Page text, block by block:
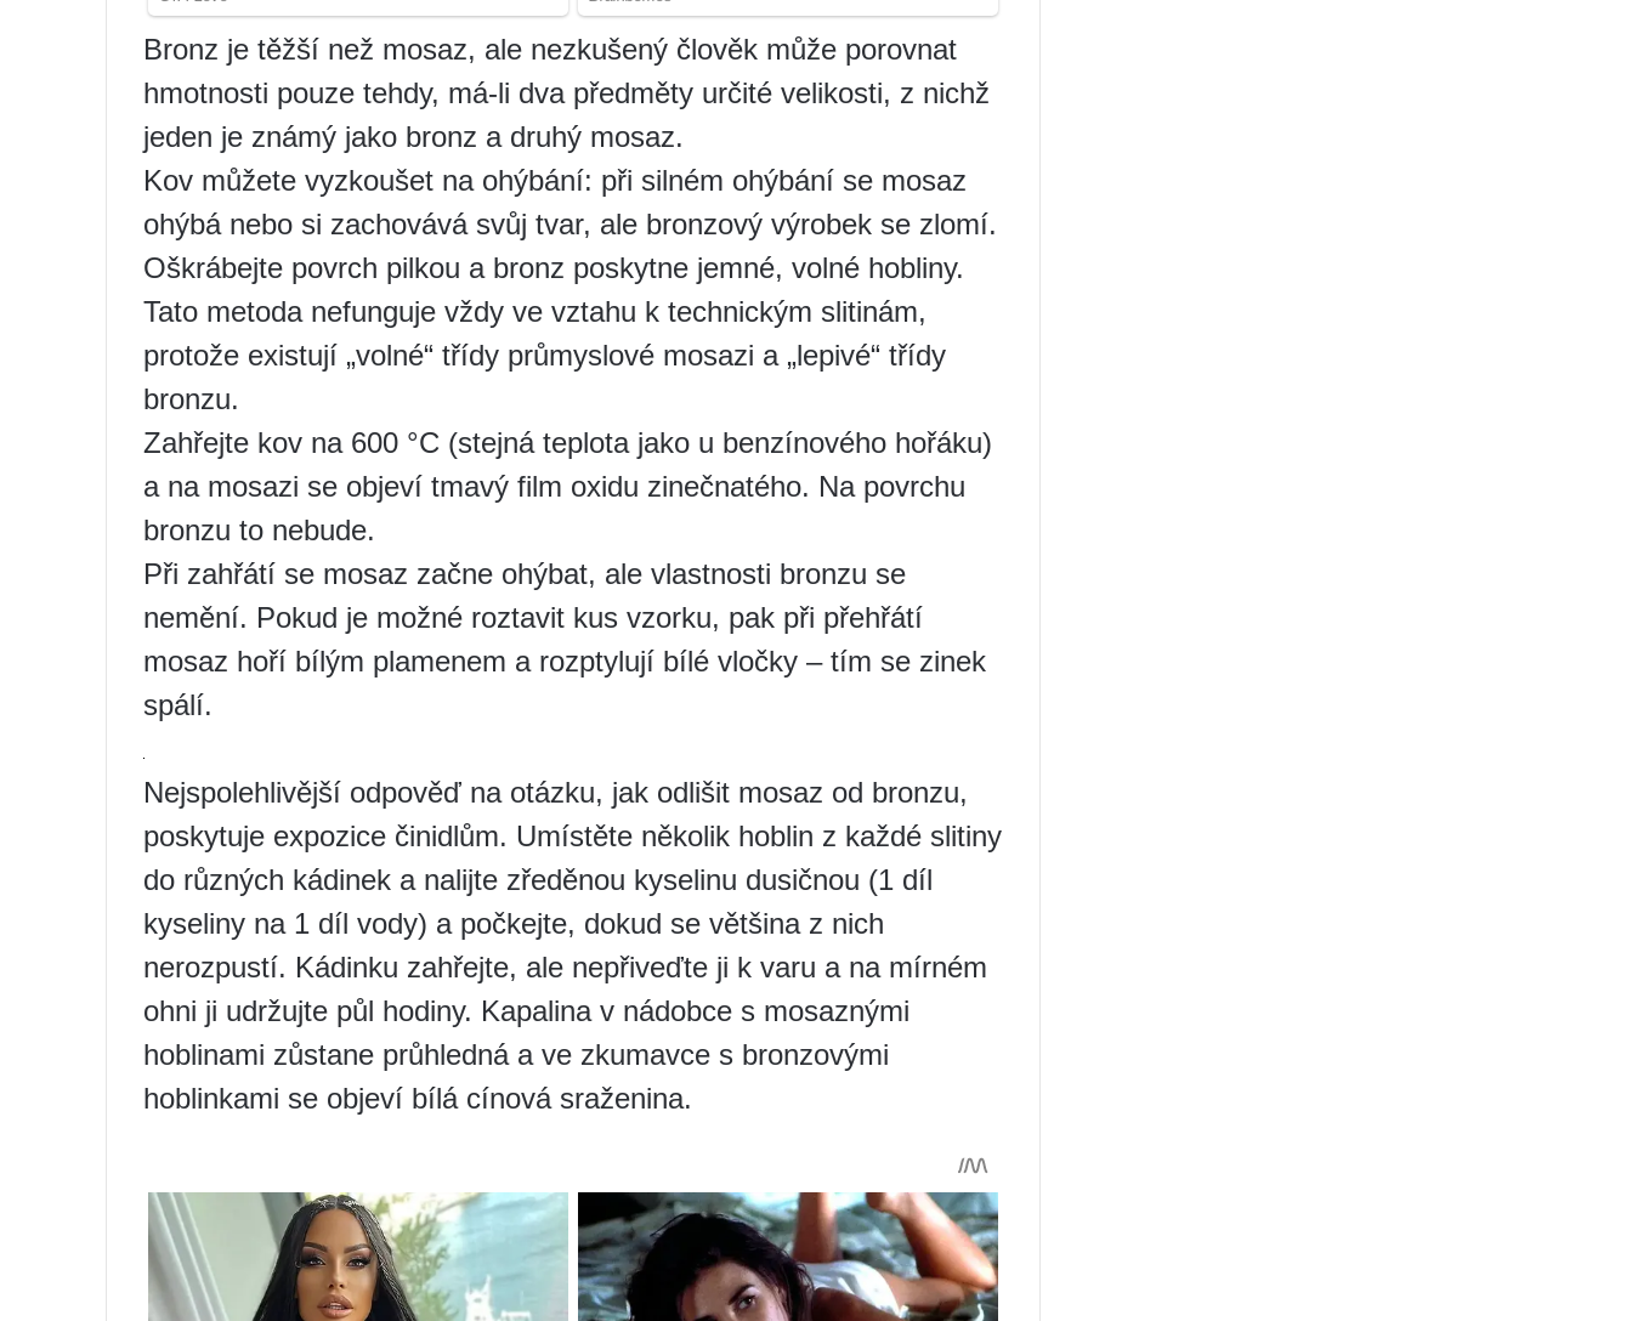
Bronz je těžší než mosaz, ale nezkušený člověk může porovnat
hmotnosti pouze tehdy, má-li dva předměty určité velikosti, z nichž
jeden je známý jako bronz a druhý mosaz.
Kov můžete vyzkoušet na ohýbání: při silném ohýbání se mosaz
ohýbá nebo si zachovává svůj tvar, ale bronzový výrobek se zlomí.
Oškrábejte povrch pilkou a bronz poskytne jemné, volné hobliny.
Tato metoda nefunguje vždy ve vztahu k technickým slitinám,
protože existují „volné“ třídy průmyslové mosazi a „lepivé“ třídy
bronzu.
Zahřejte kov na 600 °C (stejná teplota jako u benzínového hořáku)
a na mosazi se objeví tmavý film oxidu zinečnatého. Na povrchu
bronzu to nebude.
Při zahřátí se mosaz začne ohýbat, ale vlastnosti bronzu se
nemění. Pokud je možné roztavit kus vzorku, pak při přehřátí
mosaz hoří bílým plamenem a rozptylují bílé vločky – tím se zinek
spálí.
Nejspolehlivější odpověď na otázku, jak odlišit mosaz od bronzu,
poskytuje expozice činidlům. Umístěte několik hoblin z každé slitiny
do různých kádinek a nalijte zředěnou kyselinu dusičnou (1 díl
kyseliny na 1 díl vody) a počkejte, dokud se většina z nich
nerozpustí. Kádinku zahřejte, ale nepřiveďte ji k varu a na mírném
ohni ji udržujte půl hodiny. Kapalina v nádobce s mosaznými
hoblinami zůstane průhledná a ve zkumavce s bronzovými
hoblinkami se objeví bílá cínová sraženina.